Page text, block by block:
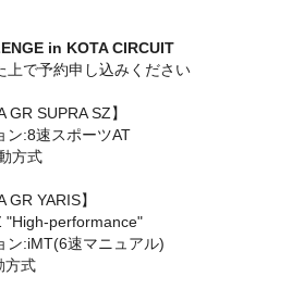
in KOTA CIRCUIT
上で予約申し込みください
GR SUPRA SZ】
:8速スポーツAT
方式
GR YARIS】
performance"
:iMT(6速マニュアル)
式